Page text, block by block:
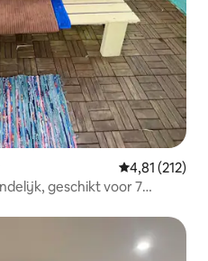
Gemiddelde
4,81 (212)